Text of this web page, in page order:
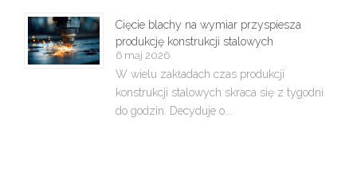
Cięcie blachy na wymiar przyspiesza
produkcję konstrukcji stalowych
6 maj 2026
W wielu zakładach czas produkcji
konstrukcji stalowych skraca się z tygodni
do godzin. Decyduje o...